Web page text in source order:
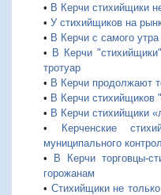
• В Керчи стихийщики
• У стихийщиков на
• В Керчи с самого
• В Керчи
тротуар
• В Керчи продолжают
• В Керчи стихийщиков
• В Керчи стихийщики
• Керченские
муниципального
• В Керчи торговцы-
горожанам
• Стихийщики не